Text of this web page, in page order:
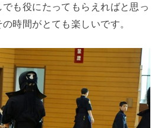
も役にたってもらえればと思っ
時間がとても楽しいです。